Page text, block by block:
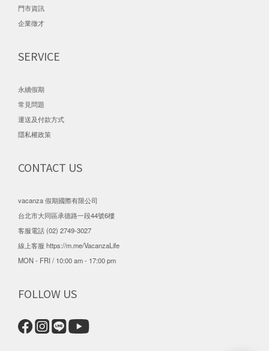
門市資訊
企業徵才
SERVICE
永續假期
常見問題
運送及付款方式
隱私權政策
CONTACT US
vacanza 假期國際有限公司
台北市大同區承德路一段44號6樓
客服電話 (02) 2749-3027
線上客服 https://m.me/VacanzaLife
MON - FRI / 10:00 am - 17:00 pm
FOLLOW US